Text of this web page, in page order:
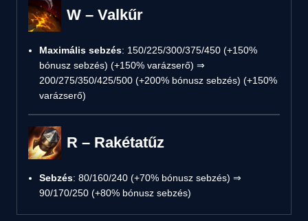
W – Valkűr
Maximális sebzés: 150/225/300/375/450 (+150%
bónusz sebzés) (+150% varázserő) ⇒
200/275/350/425/500 (+200% bónusz sebzés) (+150%
varázserő)
R – Rakétatűz
Sebzés: 80/160/240 (+70% bónusz sebzés) ⇒
90/170/250 (+80% bónusz sebzés)